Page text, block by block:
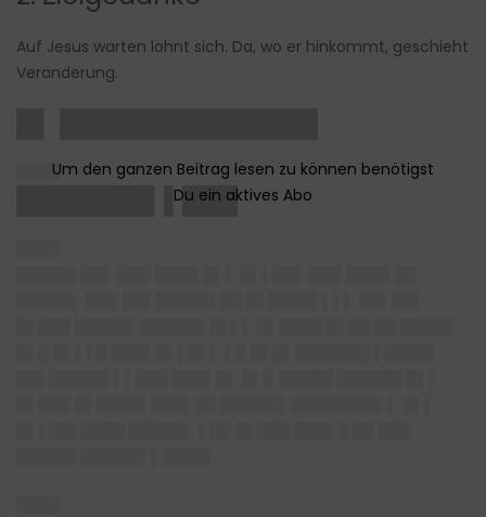
Auf Jesus warten lohnt sich. Da, wo er hinkommt, geschieht
Veränderung.
████
███████▌▌███